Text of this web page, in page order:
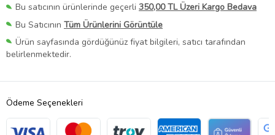
Bu satıcının ürünlerinde geçerli 350,00 TL Üzeri Kargo Bedava
Bu Satıcının Tüm Ürünlerini Görüntüle
Ürün sayfasında gördüğünüz fiyat bilgileri, satıcı tarafından
belirlenmektedir.
Ödeme Seçenekleri